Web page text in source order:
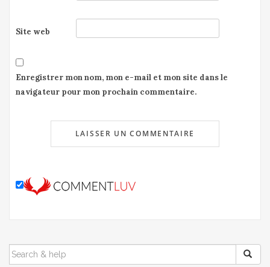
Site web
Enregistrer mon nom, mon e-mail et mon site dans le
navigateur pour mon prochain commentaire.
SEARCH
FOR: